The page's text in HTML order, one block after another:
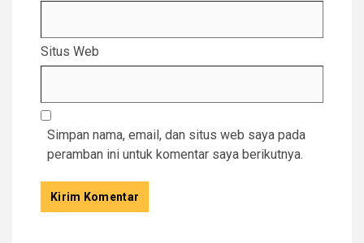
Situs Web
Simpan nama, email, dan situs web saya pada
peramban ini untuk komentar saya berikutnya.